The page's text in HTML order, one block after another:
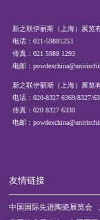
新之联伊丽斯（上海）展览
电话：021-59881253
传真：021 5988 1293
电邮：
新之联伊丽斯（上海）展览
电话：020-8327 6369/8327/
传真：020 8327 6330
电邮：
友情链接
中国国际先进陶瓷展览会